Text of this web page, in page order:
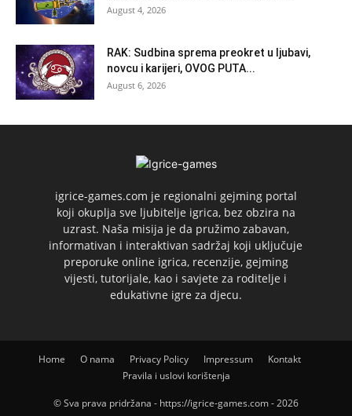
August 4, 2026
RAK: Sudbina sprema preokret u ljubavi,
novcu i karijeri, OVOG PUTA...
August 6, 2026
igrice-games.com je regionalni gejming portal
koji okuplja sve ljubitelje igrica, bez obzira na
uzrast. Naša misija je da pružimo zabavan,
informativan i interaktivan sadržaj koji uključuje
preporuke online igrica, recenzije, gejming
vijesti, tutorijale, kao i savjete za roditelje i
edukativne igre za djecu.
Home O nama Privacy Policy Impressum
Kontakt
Pravila i uslovi korištenja
© Sva prava pridržana - https://igrice-games.com - 2026